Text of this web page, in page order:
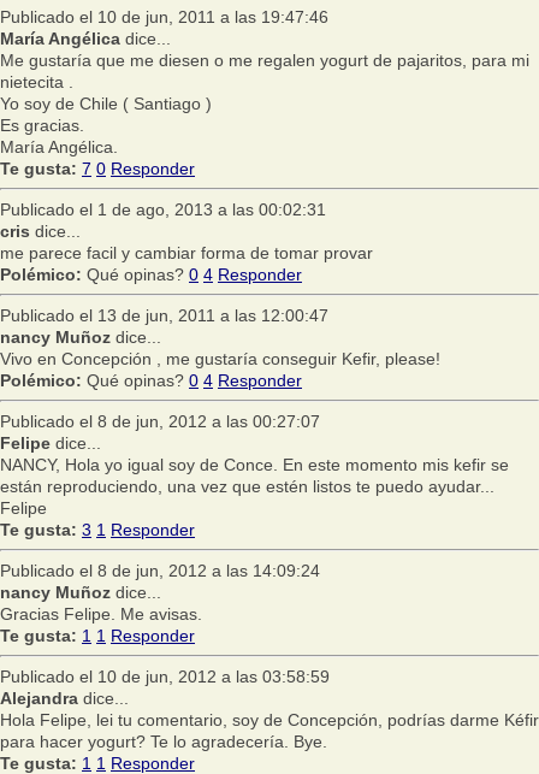
Publicado el 10 de jun, 2011 a las 19:47:46
María Angélica dice...
Me gustaría que me diesen o me regalen yogurt de pajaritos, para mi
nietecita .
Yo soy de Chile ( Santiago )
Es gracias.
María Angélica.
Te gusta: 7 0 Responder
Publicado el 1 de ago, 2013 a las 00:02:31
cris dice...
me parece facil y cambiar forma de tomar provar
Polémico: Qué opinas? 0 4 Responder
Publicado el 13 de jun, 2011 a las 12:00:47
nancy Muñoz dice...
Vivo en Concepción , me gustaría conseguir Kefir, please!
Polémico: Qué opinas? 0 4 Responder
Publicado el 8 de jun, 2012 a las 00:27:07
Felipe dice...
NANCY, Hola yo igual soy de Conce. En este momento mis kefir se
están reproduciendo, una vez que estén listos te puedo ayudar...
Felipe
Te gusta: 3 1 Responder
Publicado el 8 de jun, 2012 a las 14:09:24
nancy Muñoz dice...
Gracias Felipe. Me avisas.
Te gusta: 1 1 Responder
Publicado el 10 de jun, 2012 a las 03:58:59
Alejandra dice...
Hola Felipe, lei tu comentario, soy de Concepción, podrías darme Kéfir
para hacer yogurt? Te lo agradecería. Bye.
Te gusta: 1 1 Responder